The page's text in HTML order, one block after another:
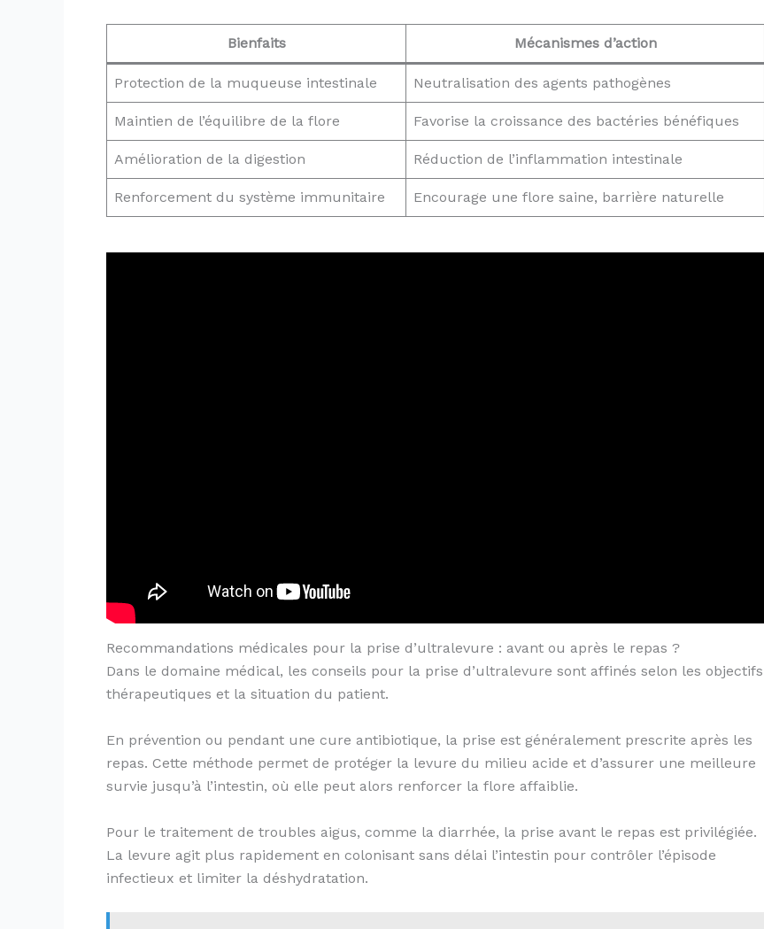
Bienfaits Mécanismes d’action
Protection de la muqueuse intestinale Neutralisation des agents pathogènes
Maintien de l’équilibre de la flore Favorise la croissance des bactéries bénéfiques
Amélioration de la digestion Réduction de l’inflammation intestinale
Renforcement du système immunitaire Encourage une flore saine, barrière naturelle
Recommandations médicales pour la prise d’ultralevure : avant ou après le repas ?
Dans le domaine médical, les conseils pour la prise d’ultralevure sont affinés selon les objectifs
thérapeutiques et la situation du patient.
En prévention ou pendant une cure antibiotique, la prise est généralement prescrite après les
repas. Cette méthode permet de protéger la levure du milieu acide et d’assurer une meilleure
survie jusqu’à l’intestin, où elle peut alors renforcer la flore affaiblie.
Pour le traitement de troubles aigus, comme la diarrhée, la prise avant le repas est privilégiée.
La levure agit plus rapidement en colonisant sans délai l’intestin pour contrôler l’épisode
infectieux et limiter la déshydratation.